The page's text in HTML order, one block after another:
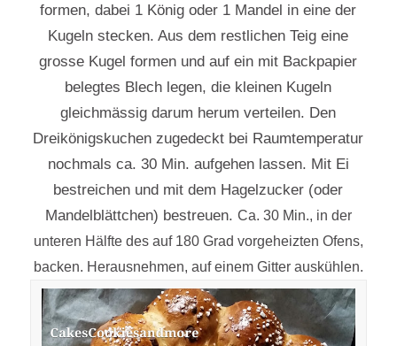
formen, dabei 1 König oder 1 Mandel in eine der
Kugeln stecken. Aus dem restlichen Teig eine
grosse Kugel formen und auf ein mit Backpapier
belegtes Blech legen, die kleinen Kugeln
gleichmässig darum herum verteilen. Den
Dreikönigskuchen zugedeckt bei Raumtemperatur
nochmals ca. 30 Min. aufgehen lassen. Mit Ei
bestreichen und mit dem Hagelzucker (oder
Mandelblättchen) bestreuen. Ca. 30 Min., in der
unteren Hälfte des auf 180 Grad vorgeheizten Ofens,
backen. Herausnehmen, auf einem Gitter auskühlen.